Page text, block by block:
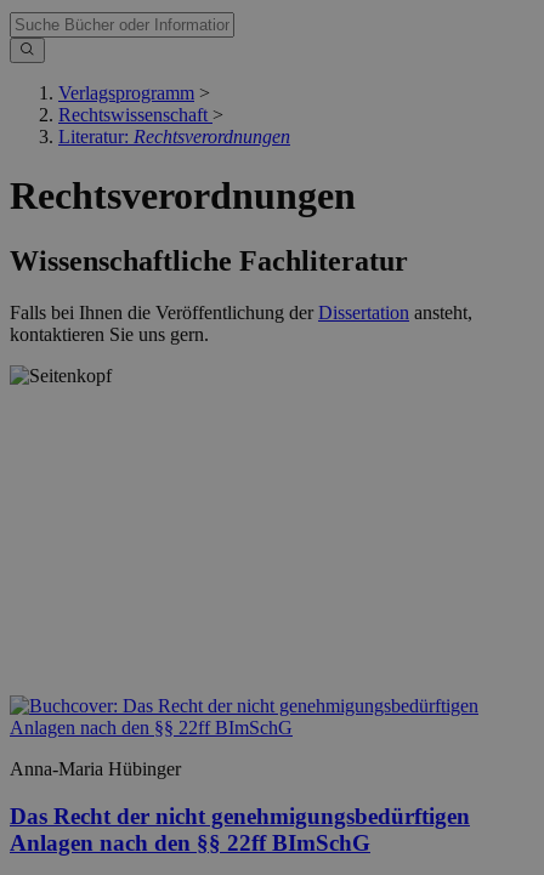
Verlagsprogramm >
Rechtswissenschaft >
Literatur: Rechtsverordnungen
Rechtsverordnungen
Wissenschaftliche Fachliteratur
Falls bei Ihnen die Veröffentlichung derDissertation ansteht,
kontaktieren Sie uns gern.
Anna-Maria Hübinger
Das Recht der nicht genehmigungsbedürftigen
Anlagen nach den §§ 22ff BImSchG